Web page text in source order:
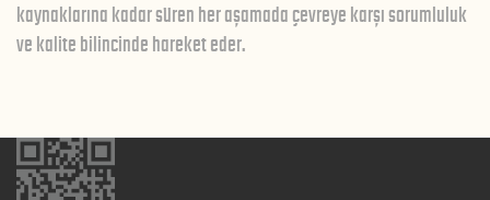
kaynaklarına kadar süren her aşamada çevreye karşı sorumluluk
ve kalite bilincinde hareket eder.